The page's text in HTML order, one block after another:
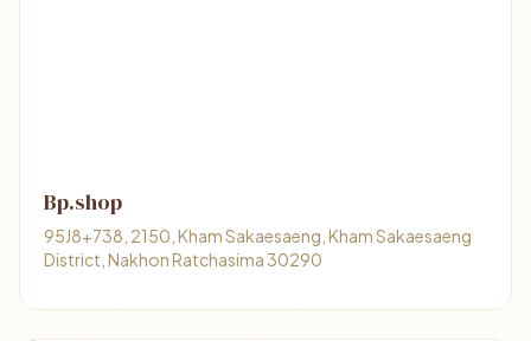
Bp.shop
95J8+738, 2150, Kham Sakaesaeng, Kham Sakaesaeng
District, Nakhon Ratchasima 30290